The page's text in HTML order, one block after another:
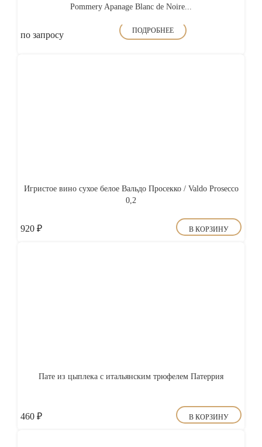
Pommery Apanage Blanc de Noire...
по запросу ПОДРОБНЕЕ
Игристое вино сухое белое Вальдо Просекко / Valdo Prosecco
0,2
920 ₽ В КОРЗИНУ
Пате из цыплека с итальянским трюфелем Патеррия
460 ₽ В КОРЗИНУ